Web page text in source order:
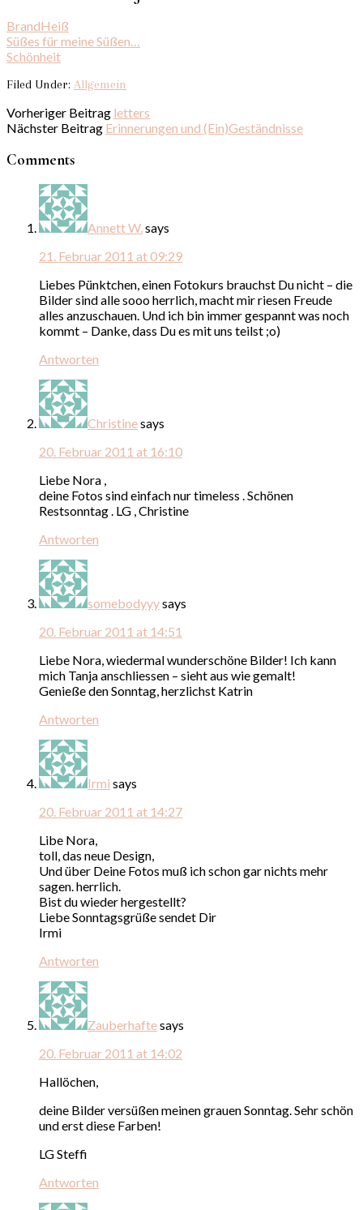
BrandHeiß
Süßes für meine Süßen…
Schönheit
Filed Under: Allgemein
Vorheriger Beitrag letters
Nächster Beitrag Erinnerungen und (Ein)Geständnisse
Comments
Annett W. says
21. Februar 2011 at 09:29
Liebes Pünktchen, einen Fotokurs brauchst Du nicht – die
Bilder sind alle sooo herrlich, macht mir riesen Freude
alles anzuschauen. Und ich bin immer gespannt was noch
kommt – Danke, dass Du es mit uns teilst ;o)
Antworten
Christinesays
20. Februar 2011 at 16:10
Liebe Nora ,
deine Fotos sind einfach nur timeless . Schönen
Restsonntag . LG , Christine
Antworten
somebodyyysays
20. Februar 2011 at 14:51
Liebe Nora, wiedermal wunderschöne Bilder! Ich kann
mich Tanja anschliessen – sieht aus wie gemalt!
Genieße den Sonntag, herzlichst Katrin
Antworten
Irmi says
20. Februar 2011 at 14:27
Libe Nora,
toll, das neue Design,
Und über Deine Fotos muß ich schon gar nichts mehr
sagen. herrlich.
Bist du wieder hergestellt?
Liebe Sonntagsgrüße sendet Dir
Irmi
Antworten
Zauberhaftesays
20. Februar 2011 at 14:02
Hallöchen,
deine Bilder versüßen meinen grauen Sonntag. Sehr schön
und erst diese Farben!
LG Steffi
Antworten